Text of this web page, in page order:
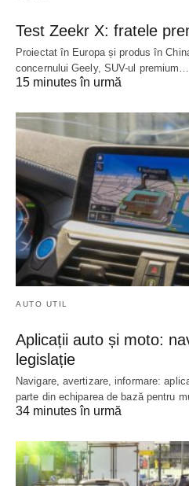
Test Zeekr X: fratele
Proiectat în Europa și produs în
concernului Geely, SUV-ul premium…
15 minutes în urmă
AUTO UTIL
Aplicații auto și moto:
legislație
Navigare, avertizare, informare:
parte din echiparea de bază pentru
34 minutes în urmă